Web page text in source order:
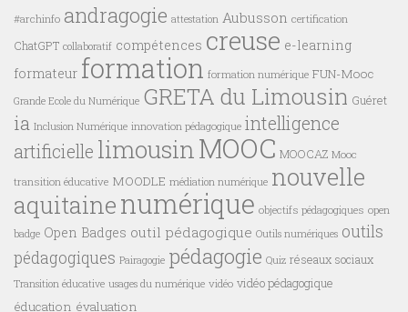
#archinfo andragogie attestation Aubusson certification
ChatGPT collaboratif compétences creuse e-learning
formateur formation formation numérique FUN-Mooc
Grande Ecole du Numérique GRETA du Limousin Guéret
ia Inclusion Numérique innovation pédagogique intelligence
artificielle limousinMOOC MOOCAZ Mooc
transition éducative MOODLE médiation numérique nouvelle
aquitainenumérique objectifs pédagogiques open
badge Open Badges outil pédagogique Outils numériques outils
pédagogiques Pairagogie pédagogie Quiz réseaux sociaux
Transition éducative usages du numérique vidéo vidéo pédagogique
éducation évaluation